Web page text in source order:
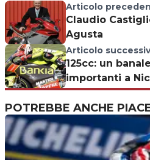
Articolo
Claudio
Agusta
Articolo
125cc: un
importanti a
POTREBBE ANCHE